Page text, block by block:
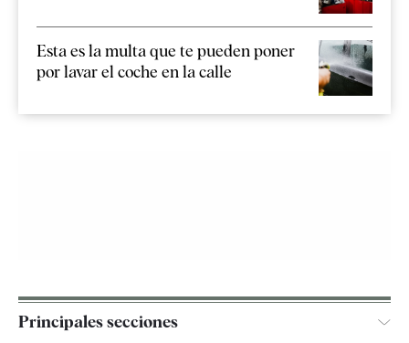
Esta es la multa que te pueden poner
por lavar el coche en la calle
Principales secciones